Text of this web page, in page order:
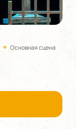
Основная сцена